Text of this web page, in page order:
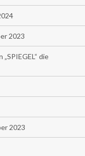
2023
die
2023